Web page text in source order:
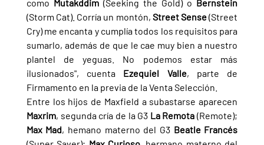
como Mutakddim (Seeking the Gold) o
(Storm Cat). Corría un montón, Street Sense (Street
Cry) me encanta y cumplía todos los requisitos para
sumarlo, además de que le cae muy bien a nuestro
plantel de yeguas. No podemos estar más
ilusionados", cuenta Ezequiel Valle, parte de
Firmamento en la previa de la Venta Selección.
Maxrim, segunda cría de la G3 La Remota
Max Mad, hemano materno del G3